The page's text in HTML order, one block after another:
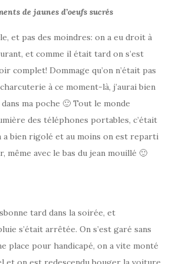
de jaunes d’oeufs sucrés
et pas des moindres: on a eu droit à
et comme il était tard on s’est
complet! Dommage qu’on n’était pas
à ce moment-là, j’aurai bien
ma poche 🙂 Tout le monde
des téléphones portables, c’était
a bien rigolé et au moins on est reparti
même avec le bas du jean mouillé 🙂
tard dans la soirée, et
s’était arrêtée. On s’est garé sans
place pour handicapé, on a vite monté